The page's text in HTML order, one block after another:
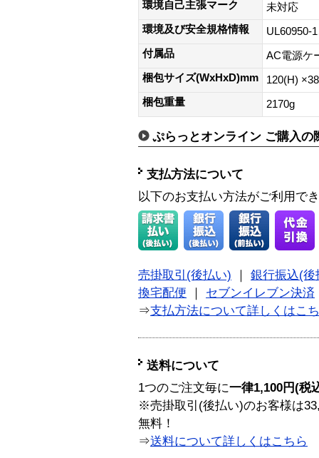
環境自己主張マーク
未対応
環境及び安全規格情報
UL60950-
付属品
AC電源ケ
梱包サイズ(WxHxD)mm
120(H)
梱包重量
2170g
ぷらっとオンライン ご購入の
支払方法について
以下のお支払い方法がご利用で
売掛取引(後払い)
銀行振込(後
換宅配便
セブンイレブン決済
⇒支払方法について詳しくはこ
送料について
1つのご注文毎に一律1,100円(税
※売掛取引(後払い)のお客様は
無料！
⇒送料について詳しくはこちら